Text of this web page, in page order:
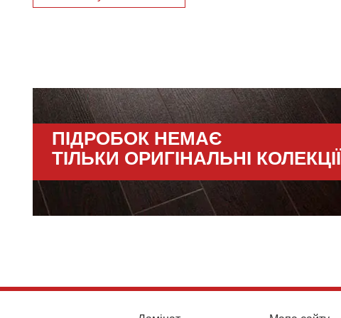
ПІДРОБОК НЕМАЄ
ТІЛЬКИ ОРИГІНАЛЬНІ КОЛЕКЦІЇ